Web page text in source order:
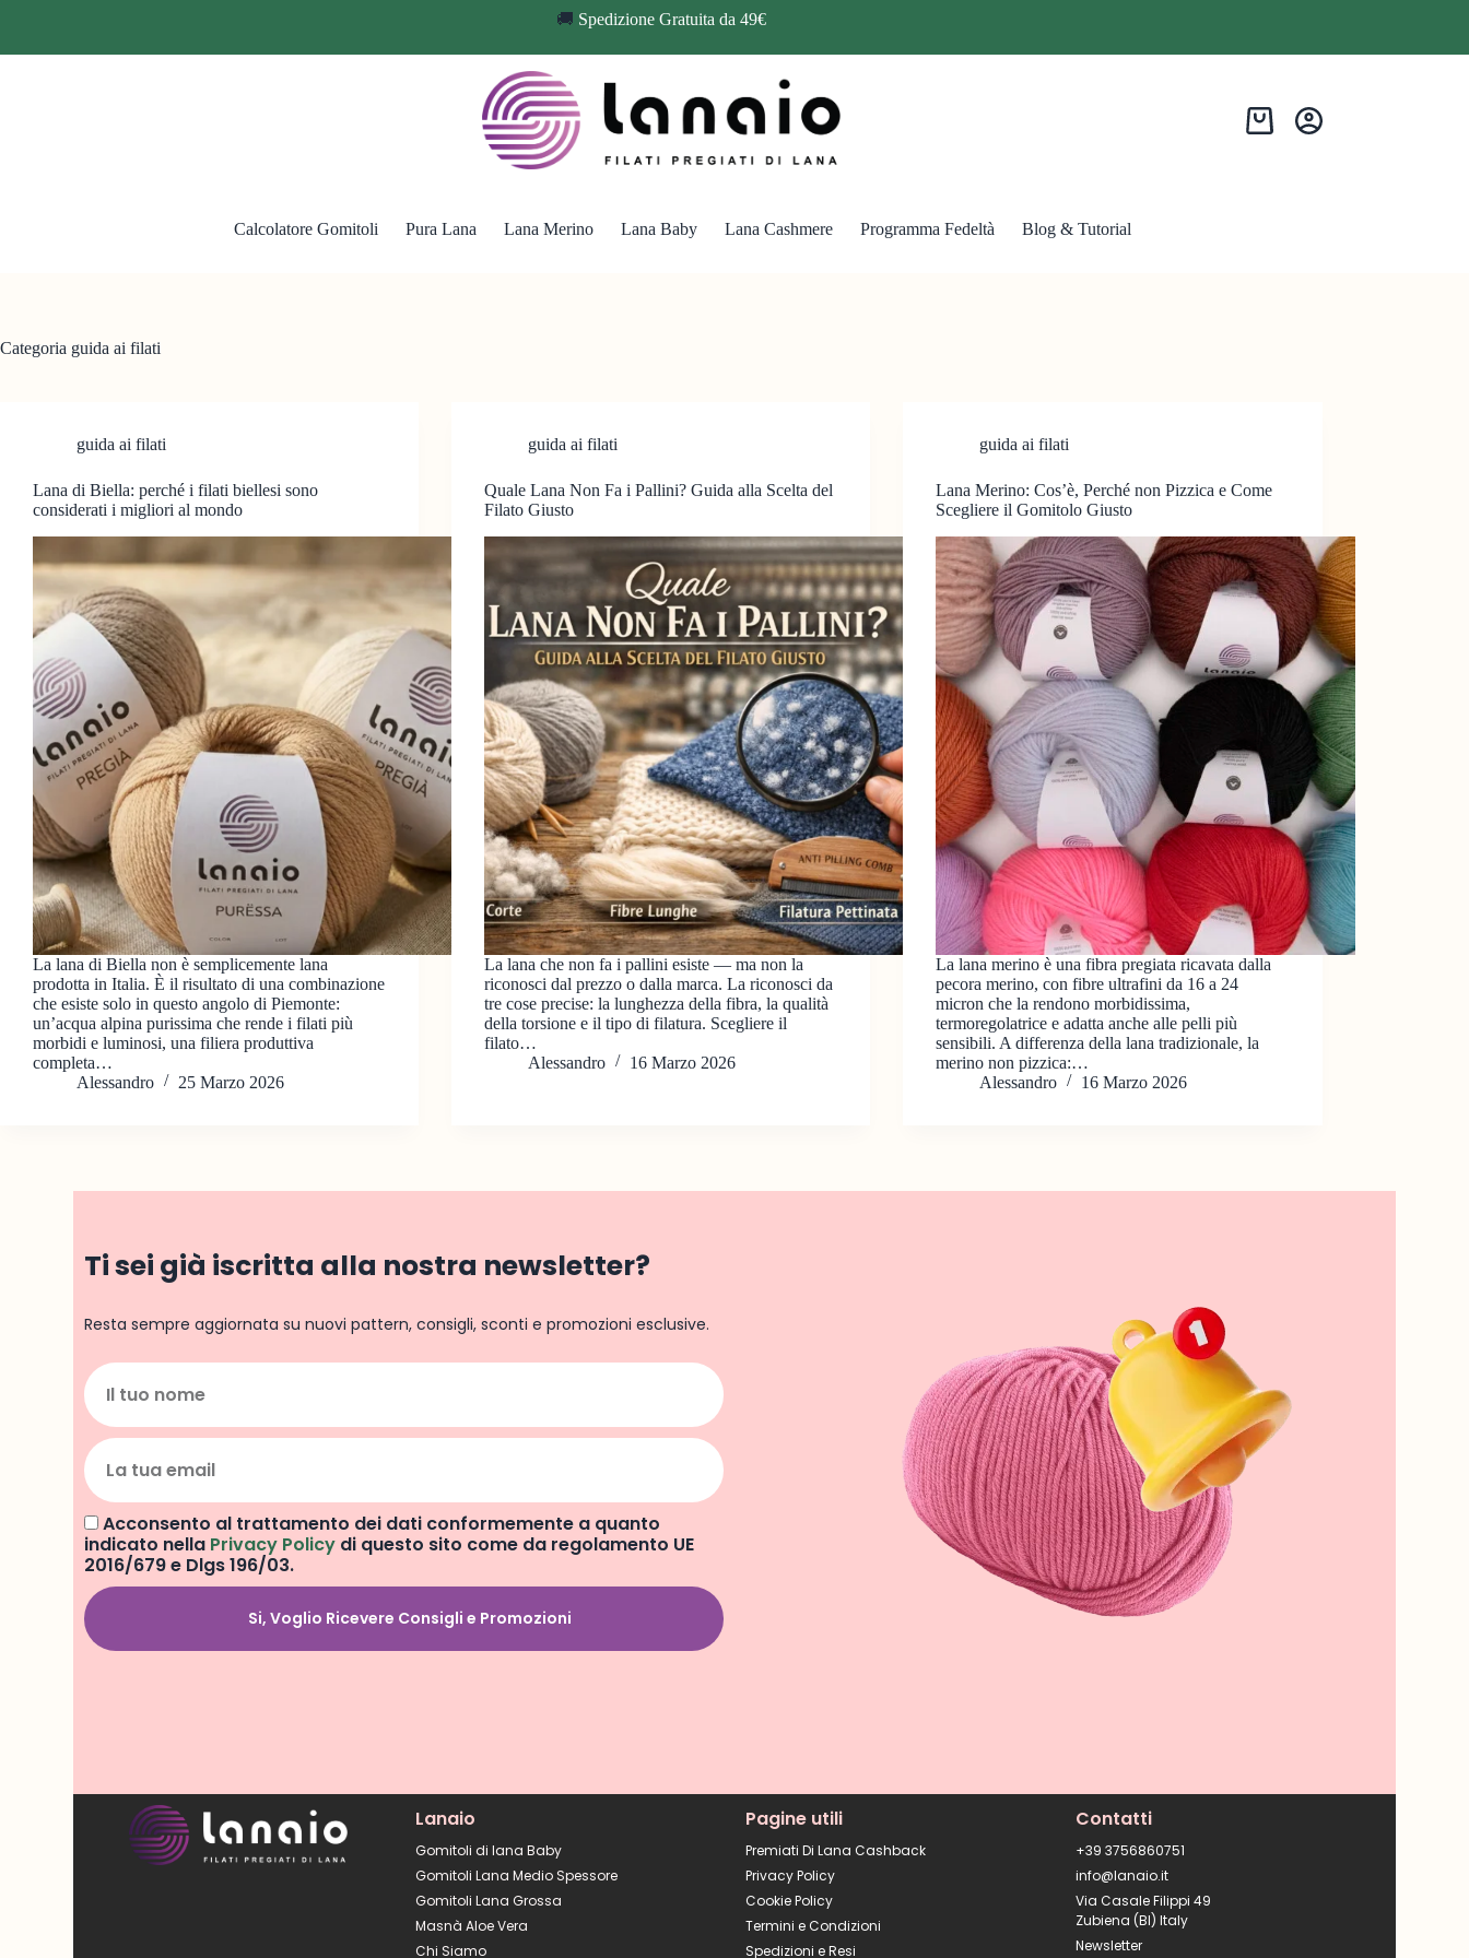
🚚 Spedizione Gratuita da 49€
Calcolatore Gomitoli Pura Lana Lana Merino Lana Baby Lana Cashmere Programma Fedeltà Blog & Tutorial
Categoria guida ai filati
guida ai filati
Lana di Biella: perché i filati biellesi sono
considerati i migliori al mondo
La lana di Biella non è semplicemente lana
prodotta in Italia. È il risultato di una combinazione
che esiste solo in questo angolo di Piemonte:
un’acqua alpina purissima che rende i filati più
morbidi e luminosi, una filiera produttiva
completa…
Alessandro
25 Marzo 2026
guida ai filati
Quale Lana Non Fa i Pallini? Guida alla Scelta del
Filato Giusto
La lana che non fa i pallini esiste — ma non la
riconosci dal prezzo o dalla marca. La riconosci da
tre cose precise: la lunghezza della fibra, la qualità
della torsione e il tipo di filatura. Scegliere il
filato…
Alessandro
16 Marzo 2026
guida ai filati
Lana Merino: Cos’è, Perché non Pizzica e Come
Scegliere il Gomitolo Giusto
La lana merino è una fibra pregiata ricavata dalla
pecora merino, con fibre ultrafini da 16 a 24
micron che la rendono morbidissima,
termoregolatrice e adatta anche alle pelli più
sensibili. A differenza della lana tradizionale, la
merino non pizzica:…
Alessandro
16 Marzo 2026
Ti sei già iscritta alla nostra newsletter?
Resta sempre aggiornata su nuovi pattern, consigli, sconti e promozioni esclusive.
Acconsento al trattamento dei dati conformemente a quanto
indicato nella Privacy Policy di questo sito come da regolamento UE
2016/679 e Dlgs 196/03.
Si, Voglio Ricevere Consigli e Promozioni
Lanaio
Gomitoli di lana Baby
Gomitoli Lana Medio Spessore
Gomitoli Lana Grossa
Masnà Aloe Vera
Chi Siamo
Pagine utili
Premiati Di Lana Cashback
Privacy Policy
Cookie Policy
Termini e Condizioni
Spedizioni e Resi
Contatti
+39 3756860751
info@lanaio.it
Via Casale Filippi 49
Zubiena (BI) Italy
Newsletter